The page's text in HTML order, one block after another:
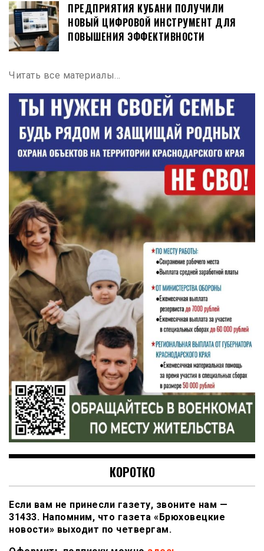
ПРЕДПРИЯТИЯ КУБАНИ ПОЛУЧИЛИ
НОВЫЙ ЦИФРОВОЙ ИНСТРУМЕНТ ДЛЯ
ПОВЫШЕНИЯ ЭФФЕКТИВНОСТИ
Читать все материалы…
КОРОТКО
Если вам не принесли газету, звоните нам —
31433. Напомним, что газета «Брюховецкие
новости» выходит по четвергам.